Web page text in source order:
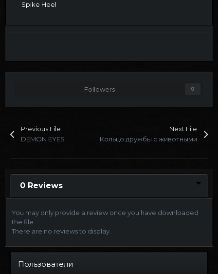
Spike Heel
Followers 0
Previous File
DEMON EYES
Next File
Кольцо дружбы с животными
0 Reviews
You may only provide a review once you have downloaded
the file.
There are no reviews to display.
Пользователи